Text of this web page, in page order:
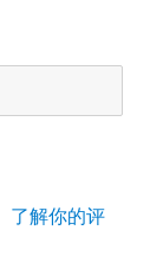
了解你的评